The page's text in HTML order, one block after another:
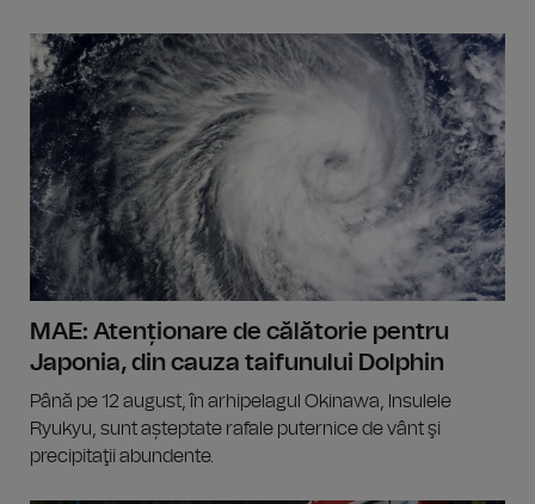
MAE: Atenționare de călătorie pentru
Japonia, din cauza taifunului Dolphin
Până pe 12 august, în arhipelagul Okinawa, Insulele
Ryukyu, sunt așteptate rafale puternice de vânt şi
precipitaţii abundente.